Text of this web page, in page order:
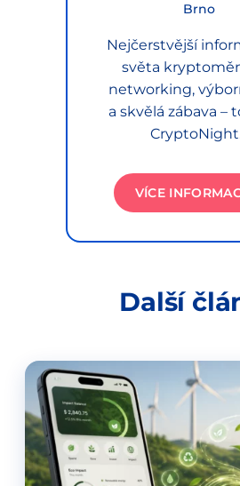
Brno
Nejčerstvější
světa
networking,
a skvělá zábava –
VÍCE
Další